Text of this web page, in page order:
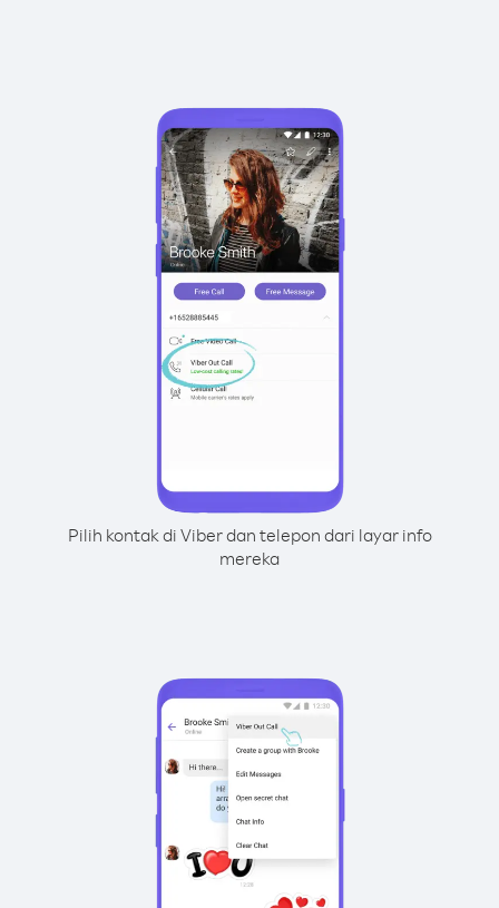
Pilih kontak di Viber dan telepon dari layar info
mereka